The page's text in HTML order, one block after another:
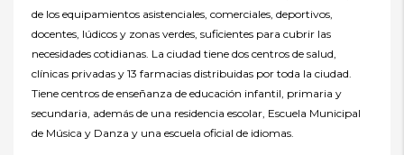
de los equipamientos asistenciales, comerciales, deportivos,
docentes, lúdicos y zonas verdes, suficientes para cubrir las
necesidades cotidianas. La ciudad tiene dos centros de salud,
clínicas privadas y 13 farmacias distribuidas por toda la ciudad.
Tiene centros de enseñanza de educación infantil, primaria y
secundaria, además de una residencia escolar, Escuela Municipal
de Música y Danza y una escuela oficial de idiomas.